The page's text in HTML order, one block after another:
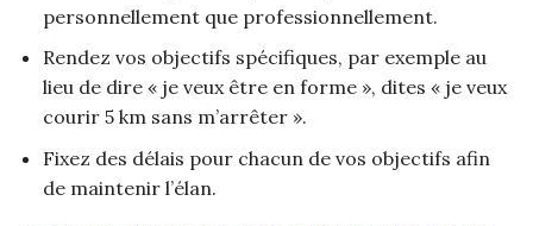
personnellement que professionnellement.
Rendez vos objectifs spécifiques, par exemple au
lieu de dire « je veux être en forme », dites « je veux
courir 5 km sans m’arrêter ».
Fixez des délais pour chacun de vos objectifs afin
de maintenir l’élan.